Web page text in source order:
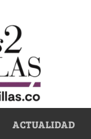
ACTUALIDAD